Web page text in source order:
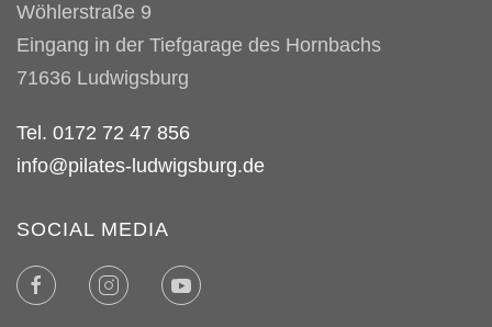
Wöhlerstraße 9
Eingang in der Tiefgarage des Hornbachs
71636 Ludwigsburg
Tel. 0172 72 47 856
info@pilates-ludwigsburg.de
SOCIAL MEDIA